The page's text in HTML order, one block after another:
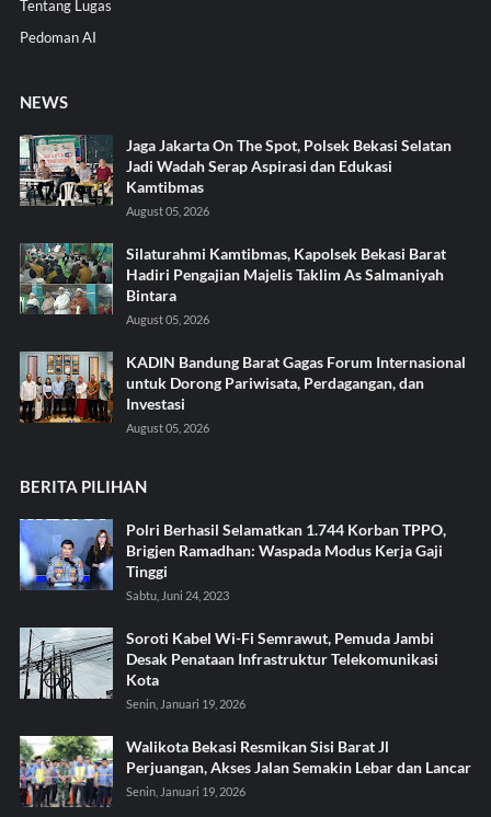
Tentang Lugas
Pedoman AI
NEWS
Jaga Jakarta On The Spot, Polsek Bekasi Selatan
Jadi Wadah Serap Aspirasi dan Edukasi
Kamtibmas
August 05, 2026
Silaturahmi Kamtibmas, Kapolsek Bekasi Barat
Hadiri Pengajian Majelis Taklim As Salmaniyah
Bintara
August 05, 2026
KADIN Bandung Barat Gagas Forum Internasional
untuk Dorong Pariwisata, Perdagangan, dan
Investasi
August 05, 2026
BERITA PILIHAN
Polri Berhasil Selamatkan 1.744 Korban TPPO,
Brigjen Ramadhan: Waspada Modus Kerja Gaji
Tinggi
Sabtu, Juni 24, 2023
Soroti Kabel Wi-Fi Semrawut, Pemuda Jambi
Desak Penataan Infrastruktur Telekomunikasi
Kota
Senin, Januari 19, 2026
Walikota Bekasi Resmikan Sisi Barat Jl
Perjuangan, Akses Jalan Semakin Lebar dan Lancar
Senin, Januari 19, 2026